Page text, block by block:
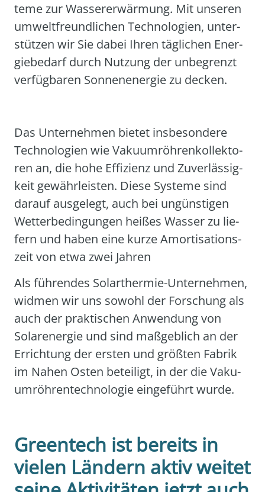
te­me zur Was­se­r­er­wär­mung. Mit unse­ren
umwelt­freund­li­chen Tech­no­lo­gien, unter­
stüt­zen wir Sie dabei Ihren täg­li­chen Ener­
gie­be­darf durch Nut­zung der unbe­grenzt
ver­füg­ba­ren Son­nen­en­er­gie zu decken.
Das Unter­neh­men bie­tet ins­be­son­de­re
Tech­no­lo­gien wie Vaku­um­röh­ren­kol­lek­to­
ren an, die hohe Effi­zi­enz und Zuver­läs­sig­
keit gewähr­leis­ten. Die­se Sys­te­me sind
dar­auf aus­ge­legt, auch bei ungüns­ti­gen
Wet­ter­be­din­gun­gen hei­ßes Was­ser zu lie­
fern und haben eine kur­ze Amor­ti­sa­ti­ons­
zeit von etwa zwei Jah­ren
Als füh­ren­des Solar­ther­mie-Unter­neh­men,
wid­men wir uns sowohl der For­schung als
auch der prak­ti­schen Anwen­dung von
Solar­ener­gie und sind maß­geb­lich an der
Errich­tung der ers­ten und größ­ten Fabrik
im Nahen Osten betei­ligt, in der die Vaku­
um­röh­ren­tech­no­lo­gie ein­ge­führt wur­de.
Greentech ist bereits in
vielen Ländern aktiv weitet